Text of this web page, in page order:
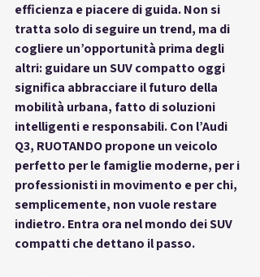
efficienza e piacere di guida. Non si
tratta solo di seguire un trend, ma di
cogliere un’opportunità prima degli
altri: guidare un SUV compatto oggi
significa abbracciare il futuro della
mobilità urbana, fatto di soluzioni
intelligenti e responsabili. Con l’Audi
Q3, RUOTANDO propone un veicolo
perfetto per le famiglie moderne, per i
professionisti in movimento e per chi,
semplicemente, non vuole restare
indietro. Entra ora nel mondo dei SUV
compatti che dettano il passo.